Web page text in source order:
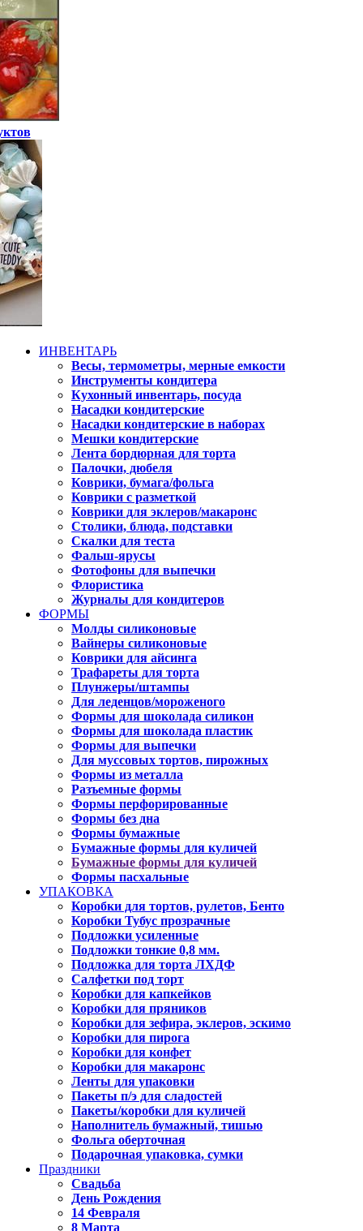
ИНВЕНТАРЬ
Весы, термометры, мерные емкости
Инструменты кондитера
Кухонный инвентарь, посуда
Насадки кондитерские
Насадки кондитерские в наборах
Мешки кондитерские
Лента бордюрная для торта
Палочки, дюбеля
Коврики, бумага/фольга
Коврики с разметкой
Коврики для эклеров/макаронс
Столики, блюда, подставки
Скалки для теста
Фальш-ярусы
Фотофоны для выпечки
Флористика
Журналы для кондитеров
ФОРМЫ
Молды силиконовые
Вайнеры силиконовые
Коврики для айсинга
Трафареты для торта
Плунжеры/штампы
Для леденцов/мороженого
Формы для шоколада силикон
Формы для шоколада пластик
Формы для выпечки
Для муссовых тортов, пирожных
Формы из металла
Разъемные формы
Формы перфорированные
Формы без дна
Формы бумажные
Бумажные формы для куличей
Бумажные формы для куличей
Формы пасхальные
УПАКОВКА
Коробки для тортов, рулетов, Бенто
Коробки Тубус прозрачные
Подложки усиленные
Подложки тонкие 0,8 мм.
Подложка для торта ЛХДФ
Салфетки под торт
Коробки для капкейков
Коробки для пряников
Коробки для зефира, эклеров, эскимо
Коробки для пирога
Коробки для конфет
Коробки для макаронс
Ленты для упаковки
Пакеты п/э для сладостей
Пакеты/коробки для куличей
Наполнитель бумажный, тишью
Фольга оберточная
Подарочная упаковка, сумки
Праздники
Свадьба
День Рождения
14 Февраля
8 Марта